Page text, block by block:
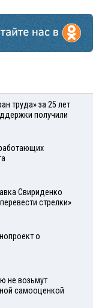
труда» за 25 лет
получили
Свириденко
стрелки»
о
не возьмут
самооценкой